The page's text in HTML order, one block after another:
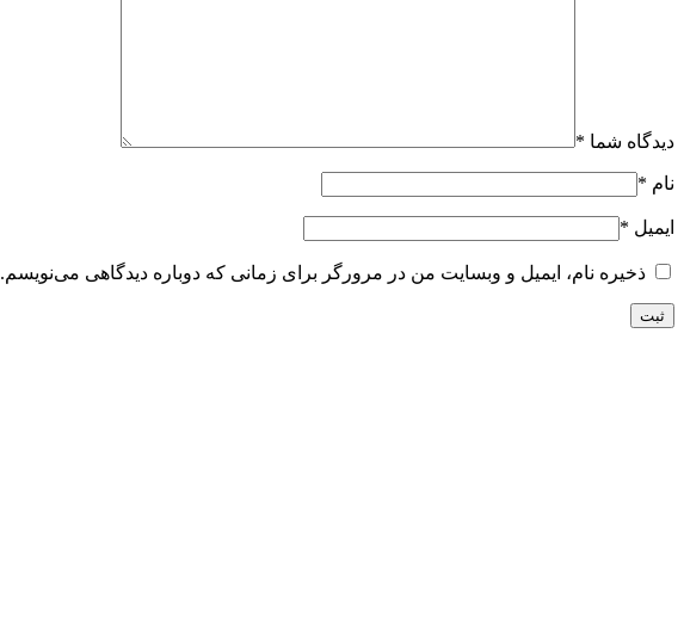
دیدگاه شما *
نام *
ایمیل *
ذخیره نام، ایمیل و وبسایت من در مرورگر برای زمانی که دوباره دیدگاهی می‌نویسم.